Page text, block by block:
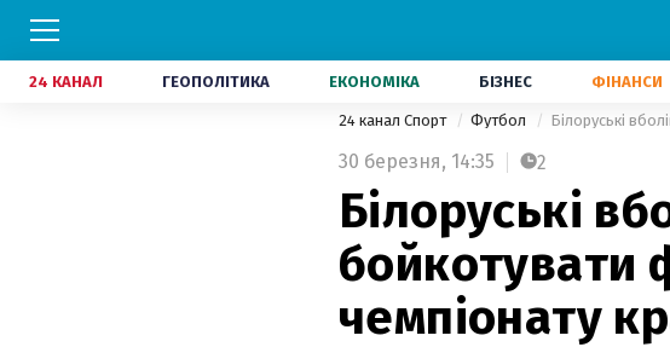
24 КАНАЛ ГЕОПОЛІТИКА ЕКОНОМІКА БІЗНЕС ФІНАНСИ
24 канал Спорт Футбол Білоруські
30 березня, 14:35 2
Білоруські
бойкотувати
чемпіонату